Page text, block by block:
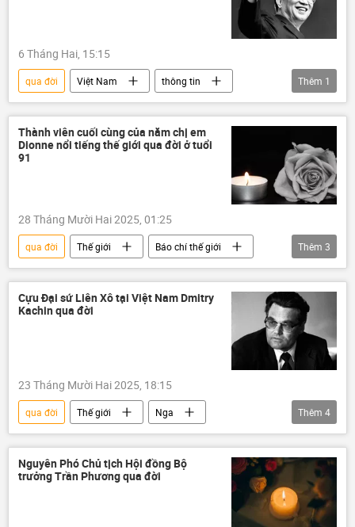
6 Tháng Hai, 15:15
qua đời Việt Nam
thông tin
Xã hội
Thêm 1
Thành viên cuối cùng của năm chị em
Dionne nổi tiếng thế giới qua đời ở tuổi
91
28 Tháng Mười Hai 2025, 01:25
qua đời Thế giới
Báo chí thế giới
con
Canada y tế
Thêm 3
Cựu Đại sứ Liên Xô tại Việt Nam Dmitry
Kachin qua đời
23 Tháng Mười Hai 2025, 18:15
qua đời Thế giới
Nga
Việt Nam
Bộ Ngoại giao Nga
Liên Xô
đại sứ đại sứ quán
Thêm 4
Nguyên Phó Chủ tịch Hội đồng Bộ
trưởng Trần Phương qua đời